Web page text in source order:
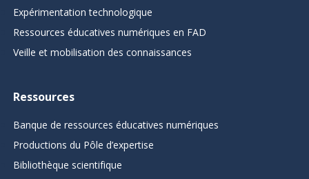
Expérimentation technologique
Ressources éducatives numériques en FAD
Veille et mobilisation des connaissances
Ressources
Banque de ressources éducatives numériques
Productions du Pôle d’expertise
Bibliothèque scientifique